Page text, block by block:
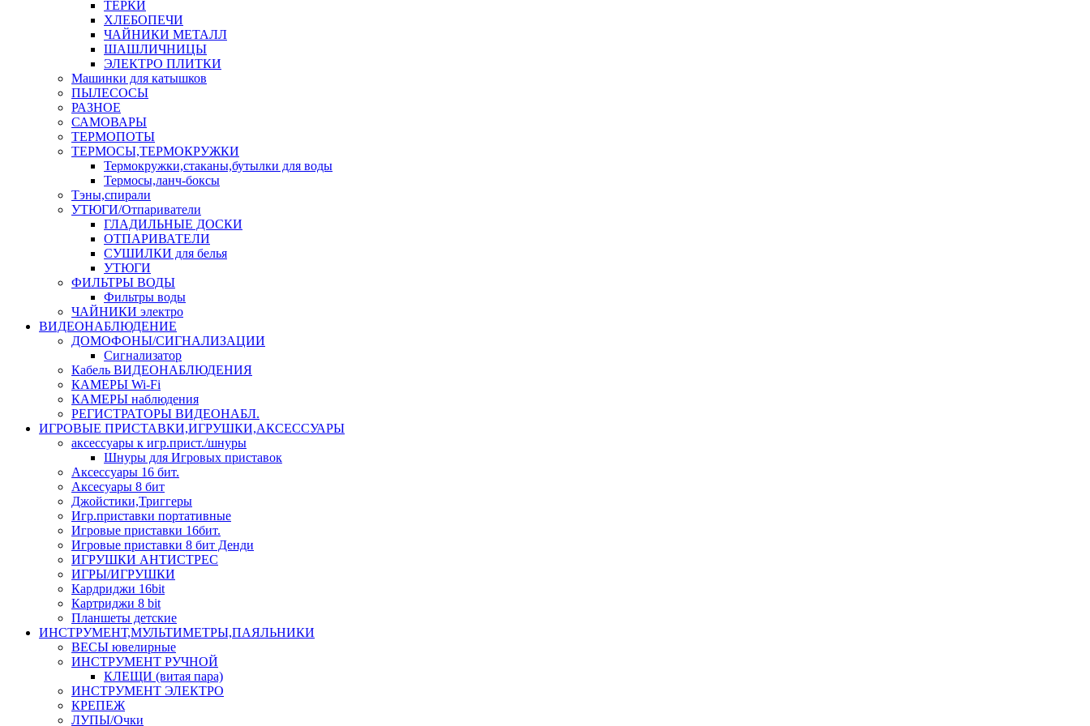
ТЕРКИ
ХЛЕБОПЕЧИ
ЧАЙНИКИ МЕТАЛЛ
ШАШЛИЧНИЦЫ
ЭЛЕКТРО ПЛИТКИ
Машинки для катышков
ПЫЛЕСОСЫ
РАЗНОЕ
САМОВАРЫ
ТЕРМОПОТЫ
ТЕРМОСЫ,ТЕРМОКРУЖКИ
Термокружки,стаканы,бутылки для воды
Термосы,ланч-боксы
Тэны,спирали
УТЮГИ/Отпариватели
ГЛАДИЛЬНЫЕ ДОСКИ
ОТПАРИВАТЕЛИ
СУШИЛКИ для белья
УТЮГИ
ФИЛЬТРЫ ВОДЫ
Фильтры воды
ЧАЙНИКИ электро
ВИДЕОНАБЛЮДЕНИЕ
ДОМОФОНЫ/СИГНАЛИЗАЦИИ
Сигнализатор
Кабель ВИДЕОНАБЛЮДЕНИЯ
КАМЕРЫ Wi-Fi
КАМЕРЫ наблюдения
РЕГИСТРАТОРЫ ВИДЕОНАБЛ.
ИГРОВЫЕ ПРИСТАВКИ,ИГРУШКИ,АКСЕССУАРЫ
аксесcуары к игр.прист./шнуры
Шнуры для Игровых приставок
Аксессуары 16 бит.
Аксесуары 8 бит
Джойстики,Триггеры
Игр.приставки портативные
Игровые приставки 16бит.
Игровые приставки 8 бит Денди
ИГРУШКИ АНТИСТРЕС
ИГРЫ/ИГРУШКИ
Кардриджи 16bit
Картриджи 8 bit
Планшеты детские
ИНСТРУМЕНТ,МУЛЬТИМЕТРЫ,ПАЯЛЬНИКИ
ВЕСЫ ювелирные
ИНСТРУМЕНТ РУЧНОЙ
КЛЕЩИ (витая пара)
ИНСТРУМЕНТ ЭЛЕКТРО
КРЕПЕЖ
ЛУПЫ/Очки